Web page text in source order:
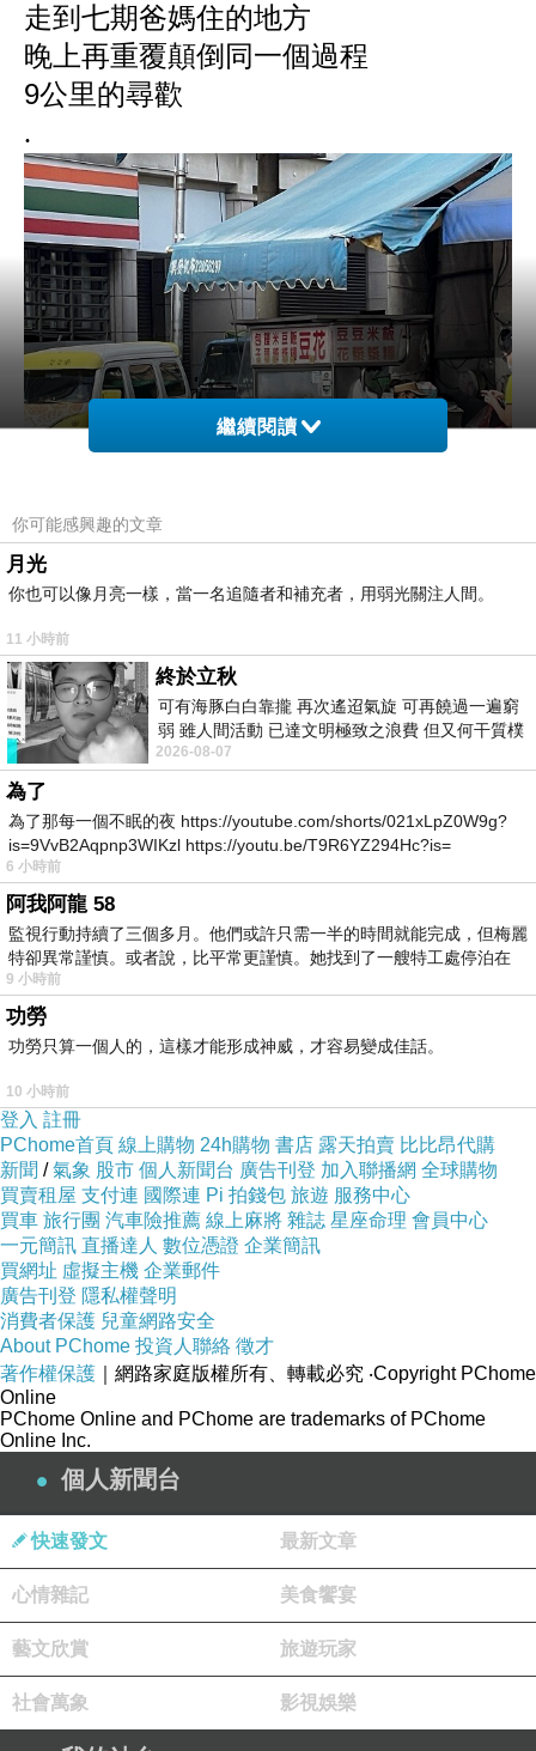
走到七期爸媽住的地方
晚上再重覆顛倒同一個過程
9公里的尋歡
.
.
沒吃早飯的習慣
我只吃晚飯
回台灣早點攤
算是一種考驗
.
.
品格也有冬令營
很想知道學什麼？
.
.
無法忍受的89秒
這還是少的
遇過幾個從99起跳
起跳前還有些空檔
走路最環保卻最多的窒礙
.
.
傳統市場我比較少買
除非買現成
其它需要比較花時間整理
繼續閱讀
你可能感興趣的文章
月光
你也可以像月亮一樣，當一名追隨者和補充者，用弱光關注人間。
11 小時前
終於立秋
可有海豚白白靠攏 再次遙迢氣旋 可再饒過一遍窮
弱 雖人間活動 已達文明極致之浪費 但又何干質樸
者 只能白白陪葬
2026-08-07
為了
為了那每一個不眠的夜 https://youtube.com/shorts/021xLpZ0W9g?
is=9VvB2Aqpnp3WIKzl https://youtu.be/T9R6YZ294Hc?is=
6 小時前
阿我阿龍 58
監視行動持續了三個多月。他們或許只需一半的時間就能完成，但梅麗
特卻異常謹慎。或者說，比平常更謹慎。她找到了一艘特工處停泊在
9 小時前
功勞
功勞只算一個人的，這樣才能形成神威，才容易變成佳話。
10 小時前
登入 註冊
PChome首頁 線上購物 24h購物 書店 露天拍賣 比比昂代購
新聞 /氣象 股市 個人新聞台 廣告刊登 加入聯播網 全球購物
買賣租屋 支付連 國際連 Pi 拍錢包 旅遊 服務中心
買車 旅行團 汽車險推薦 線上麻將 雜誌 星座命理 會員中心
一元簡訊 直播達人 數位憑證 企業簡訊
買網址 虛擬主機 企業郵件
廣告刊登 隱私權聲明
消費者保護 兒童網路安全
About PChome 投資人聯絡 徵才
著作權保護 ｜網路家庭版權所有、轉載必究 ‧Copyright PChome
Online
PChome Online and PChome are trademarks of PChome
Online Inc.
個人新聞台
快速發文 最新文章
心情雜記 美食饗宴
藝文欣賞 旅遊玩家
社會萬象 影視娛樂